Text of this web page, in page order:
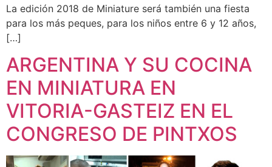
La edición 2018 de Miniature será también una fiesta
para los más peques, para los niños entre 6 y 12 años,
[…]
ARGENTINA Y SU COCINA
EN MINIATURA EN
VITORIA-GASTEIZ EN EL
CONGRESO DE PINTXOS